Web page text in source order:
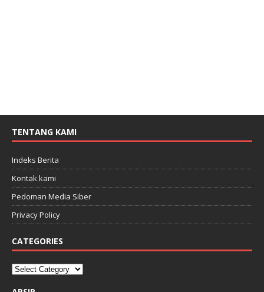
TENTANG KAMI
Indeks Berita
Kontak kami
Pedoman Media Siber
Privacy Policy
CATEGORIES